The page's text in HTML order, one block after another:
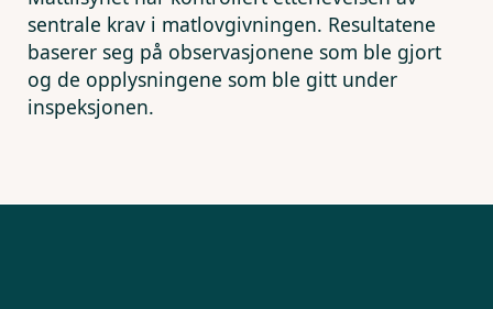
sentrale krav i matlovgivningen. Resultatene
baserer seg på observasjonene som ble gjort
og de opplysningene som ble gitt under
inspeksjonen.